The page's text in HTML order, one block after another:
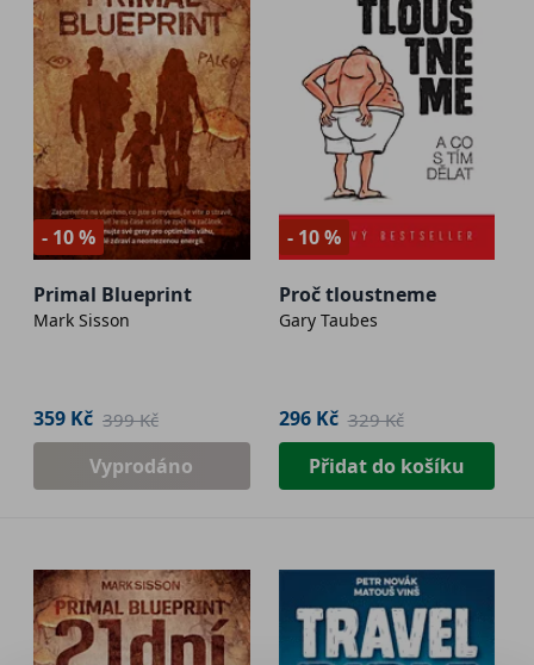
- 10 %
Primal Blueprint
Mark Sisson
359 Kč 399 Kč
Vyprodáno
- 10 %
Proč tloustneme
Gary Taubes
296 Kč 329 Kč
Přidat do košíku